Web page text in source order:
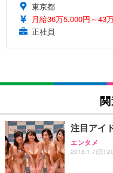
東京都
月給36万5,000円～43
正社員
注目アイ
エンタメ
2018.1.7(日)